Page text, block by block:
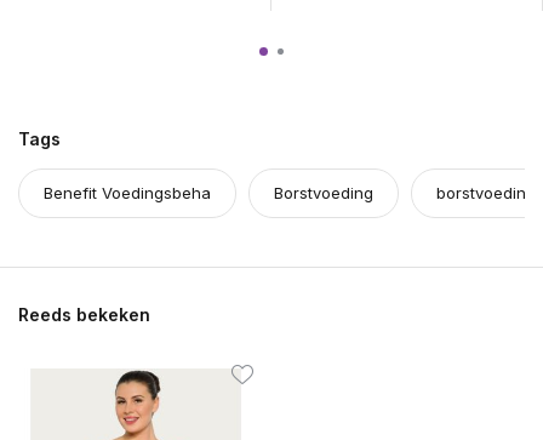
Tags
Benefit Voedingsbeha Borstvoeding
Reeds bekeken